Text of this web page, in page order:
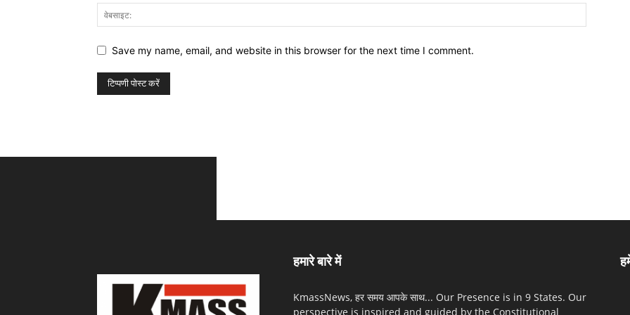
Save my name, email, and website in this browser for the next time I comment.
हमारे बारे में
KmassNews, हर समय आपके साथ... Our Presence is in 9 States. Our
perspective is inspired and guided by the Constitutional